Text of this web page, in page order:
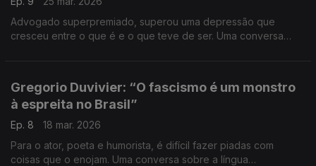
Advogado superpremiado, superou uma depressão que
cresceu entre o que é e o que teve de ser. Uma conversa
Gregorio Duvivier: “O fascismo é um monstro
à espreita no Brasil”
Ep. 8
18 mar. 2026
Para o ator, poeta e humorista, é difícil fazer piadas com
coisas que o enojam. Uma conversa sobre a língua